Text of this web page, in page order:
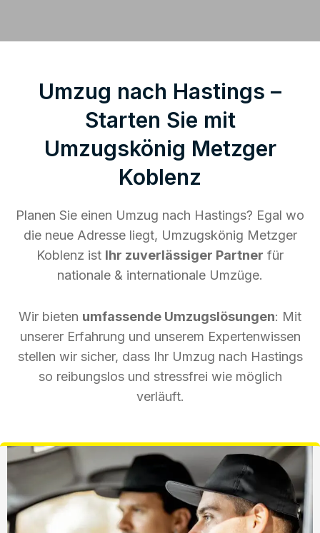
Umzug nach Hastings –
Starten Sie mit
Umzugskönig Metzger
Koblenz
Planen Sie einen Umzug nach Hastings? Egal wo
die neue Adresse liegt, Umzugskönig Metzger
Koblenz ist Ihr zuverlässiger Partner für
nationale & internationale Umzüge.
Wir bieten umfassende Umzugslösungen: Mit
unserer Erfahrung und unserem Expertenwissen
stellen wir sicher, dass Ihr Umzug nach Hastings
so reibungslos und stressfrei wie möglich
verläuft.